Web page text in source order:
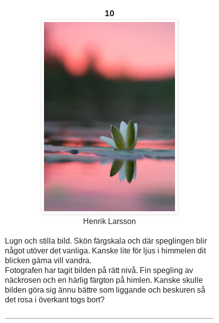
10
Henrik Larsson
Lugn och stilla bild. Skön färgskala och där speglingen blir
något utöver det vanliga. Kanske lite för ljus i himmelen dit
blicken gärna vill vandra.
Fotografen har tagit bilden på rätt nivå. Fin spegling av
näckrosen och en härlig färgton på himlen. Kanske skulle
bilden göra sig ännu bättre som liggande och beskuren så
det rosa i överkant togs bort?